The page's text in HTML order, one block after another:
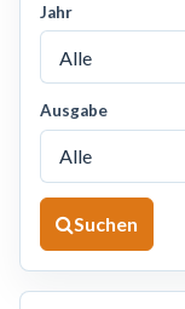
Jahr
Ausgabe
Suchen